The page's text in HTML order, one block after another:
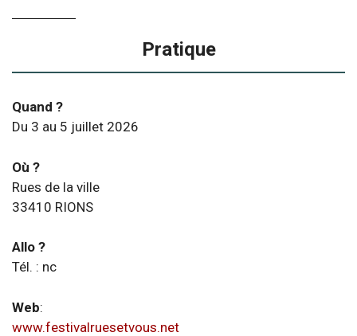
Pratique
Quand ?
Du 3 au 5 juillet 2026
Où ?
Rues de la ville
33410 RIONS
Allo ?
Tél. : nc
Web:
www.festivalruesetvous.net